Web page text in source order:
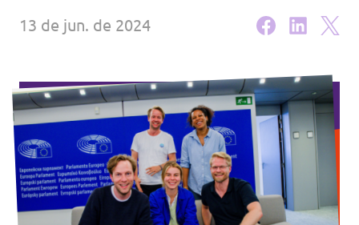
Volt Eslovaquia
Volt Estonia
Volt Finlandia [facebook]
Volt Francia
Volt Grecia
Dona
Dona
13 de jun. de 2024